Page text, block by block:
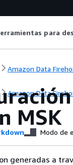
para
Amazon Data
Amazon Data
MSK
Modo de
generadas a